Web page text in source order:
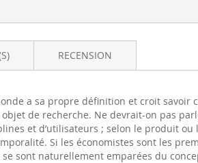
a sa propre définition et croit savoir
de recherche. Ne devrait-on pas
et d’utilisateurs ; selon le produit
Si les économistes sont les
sont naturellement emparées du
RECENSION